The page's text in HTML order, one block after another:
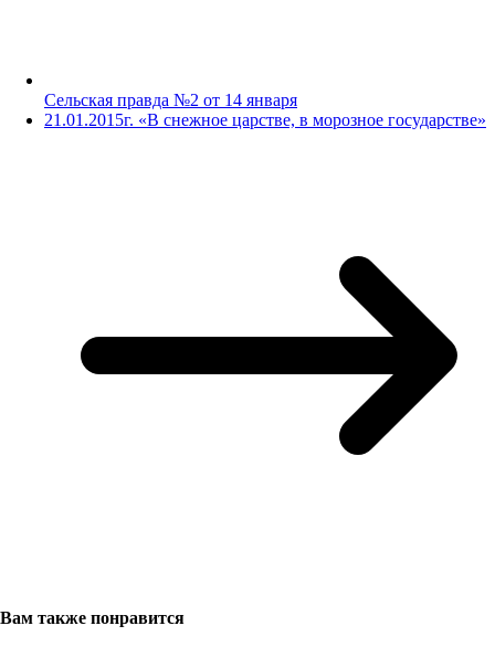
Сельская правда №2 от 14 января
21.01.2015г. «В снежное царстве, в морозное государстве»
Вам также понравится